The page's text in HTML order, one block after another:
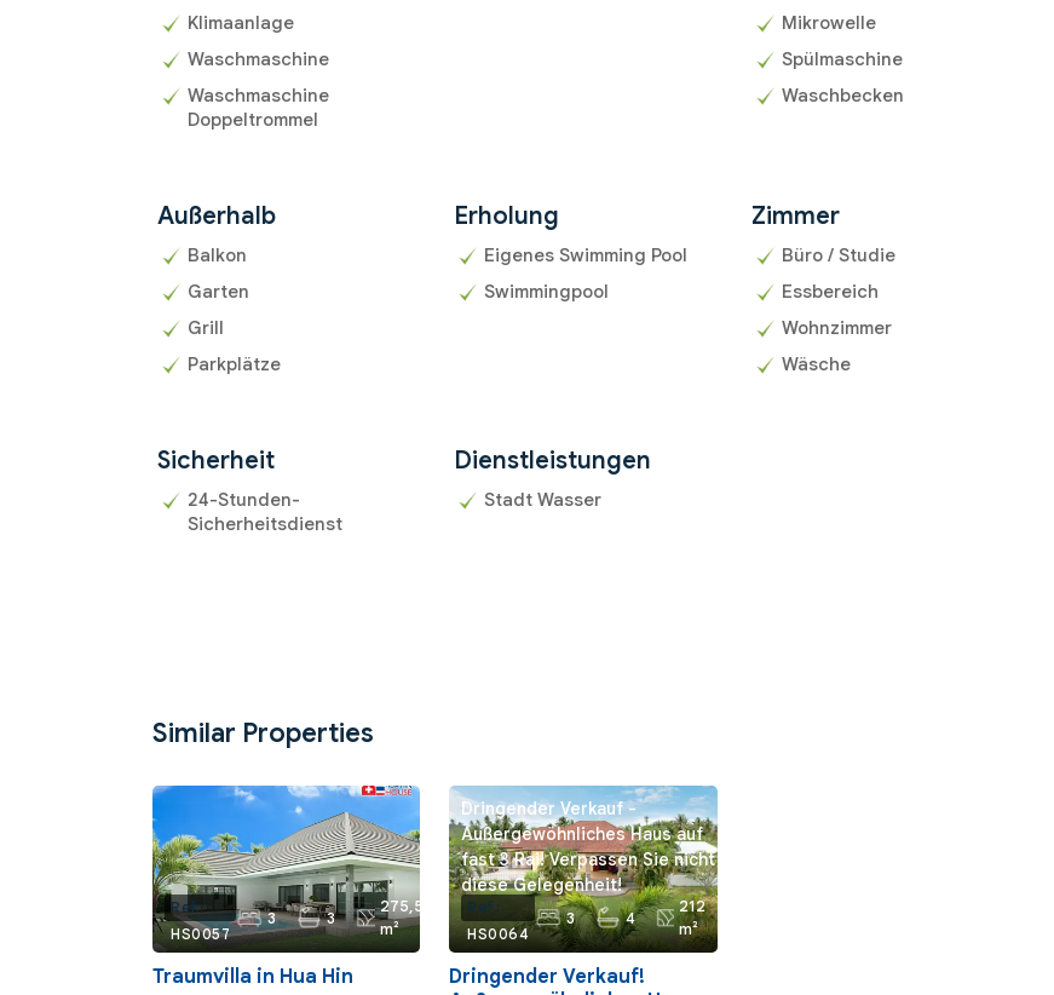
Klimaanlage
Waschmaschine
Waschmaschine
Doppeltrommel
Mikrowelle
Spülmaschine
Waschbecken
Außerhalb
Balkon
Garten
Grill
Parkplätze
Erholung
Eigenes Swimming Pool
Swimmingpool
Zimmer
Büro / Studie
Essbereich
Wohnzimmer
Wäsche
Sicherheit
24-Stunden-
Sicherheitsdienst
Dienstleistungen
Stadt Wasser
Similar Properties
Ref.:
HS0057
3 3
275,5
m²
Traumvilla in Hua Hin
Dringender Verkauf -
Außergewöhnliches Haus auf
fast 3 Rai! Verpassen Sie nicht
diese Gelegenheit!
Ref.:
HS0064
3 4
212
m²
Dringender Verkauf!